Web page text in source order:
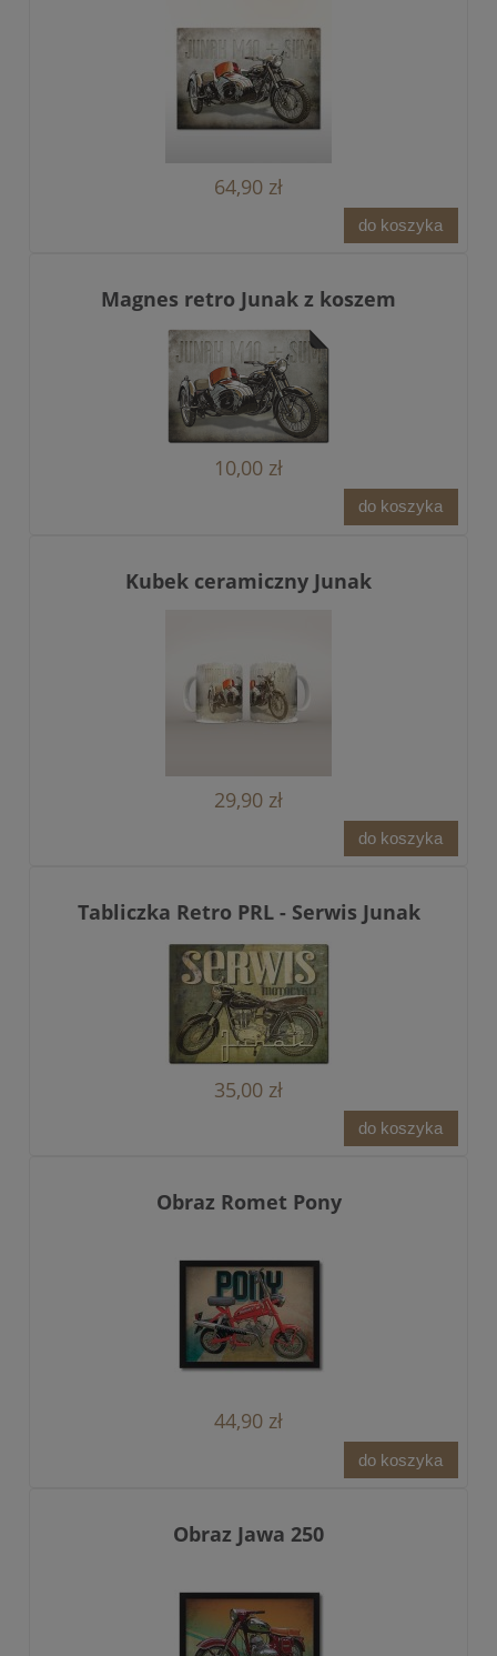
64,90 zł
do koszyka
Magnes retro Junak z koszem
10,00 zł
do koszyka
Kubek ceramiczny Junak
29,90 zł
do koszyka
Tabliczka Retro PRL - Serwis Junak
35,00 zł
do koszyka
Obraz Romet Pony
44,90 zł
do koszyka
Obraz Jawa 250